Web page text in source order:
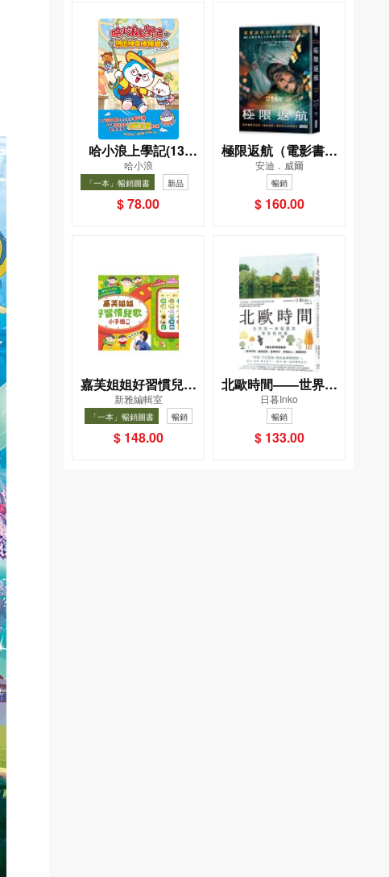
哈小浪上學記(13)
——逃出神奇博物館
哈小浪
「一本」暢銷圖書
新品
暢銷
$ 78.00
極限返航（電影書衣
典藏版）（獨家收錄
作者訪談）
安迪．威爾
暢銷
$ 160.00
嘉芙姐姐好習慣兒歌
小手機
新雅編輯室
「一本」暢銷圖書 暢銷
$ 148.00
北歐時間——世界第
一幸福國度教會我的
事
日暮Inko
暢銷
$ 133.00